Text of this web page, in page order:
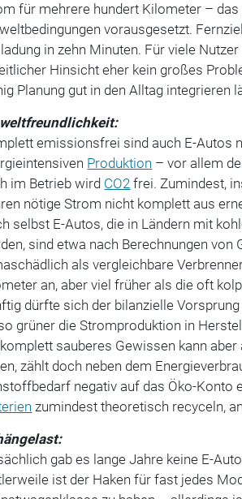
für mehrere hundert Kilometer –
vorausgesetzt.
in zehn Minuten. Für viele
Hinsicht eher kein großes
Planung gut in den Alltag integrieren
emissionsfrei sind auch E-Autos
Produktion – vor allem
im Betrieb wird CO2 frei. Zumindest,
nötige Strom nicht komplett aus
selbst E-Autos, die in Ländern mit
sind etwa nach Berechnungen von
als vergleichbare
an, aber viel früher als die oft
dürfte sich der bilanzielle
grüner die Stromproduktion in
sauberes Gewissen kann
zählt doch neben dem
negativ auf das Öko-Konto
zumindest theoretisch recyceln,
gab es lange Jahre keine E-
ist der Haken für fast jedes